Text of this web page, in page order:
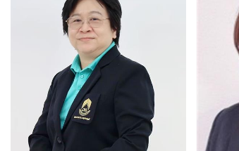
รายละเอียดเพิ่มเติม